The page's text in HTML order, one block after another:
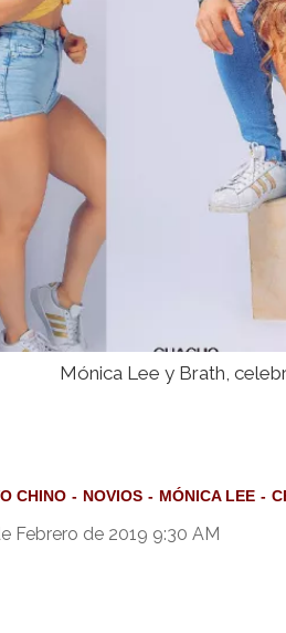
Mónica Lee y Brath,
CHINO NOVIOS MÓNICA LEE
Febrero de 2019 9:30 AM